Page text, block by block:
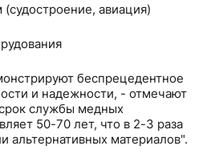
авиация)
беспрецедентное
и надежности, - отмечают
службы медных
50-70 лет, что в 2-3 раза
альтернативных материалов".